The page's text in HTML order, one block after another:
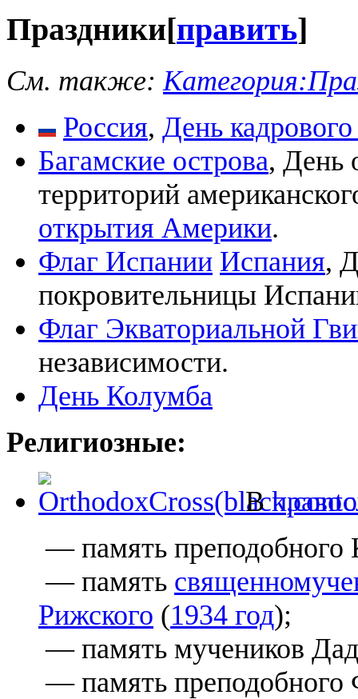
Праздники[править]
См. также:
Россия, День
Багамские острова, День
территорий
открытия Америки.
Флаг Испании Испания,
покровительницы
Флаг Экваториальной
независимости.
День Колумба
Религиозные:
В
— память преподобного
— память
Рижского (1934 год);
— память мучеников
— память